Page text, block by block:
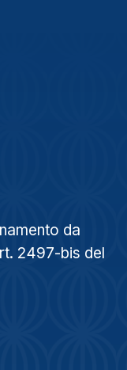
da
2497-bis del